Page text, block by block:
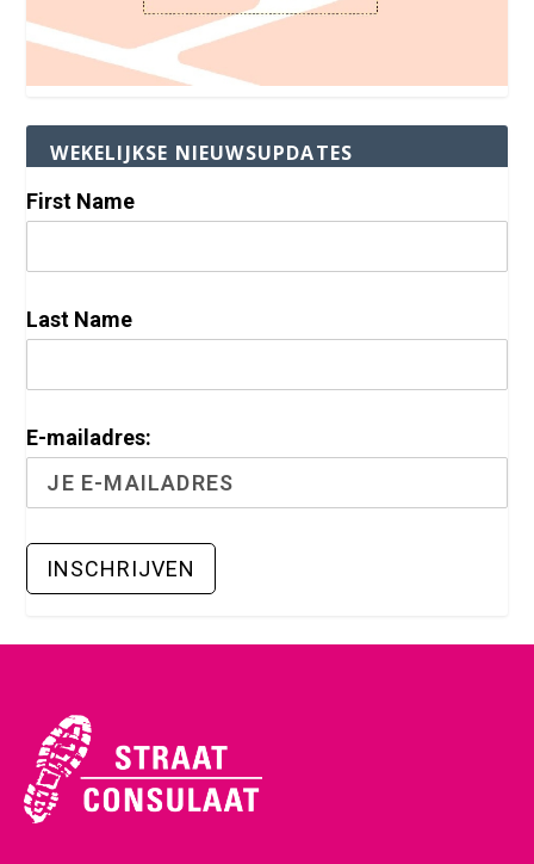
WEKELIJKSE NIEUWSUPDATES
First Name
Last Name
E-mailadres: